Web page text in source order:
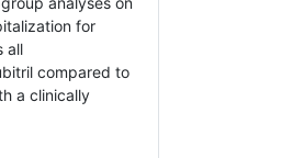
for
all
compared to
a clinically